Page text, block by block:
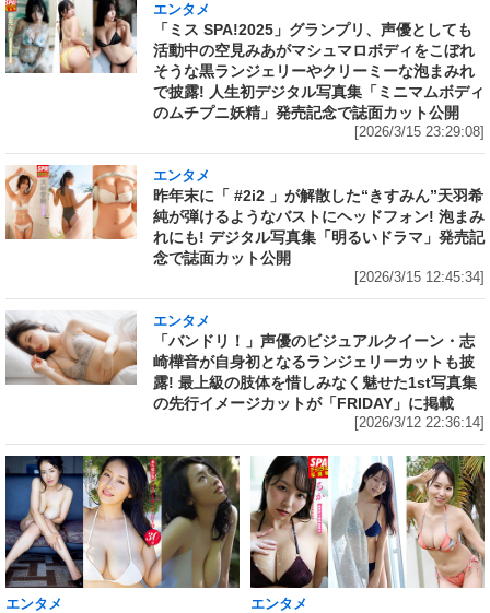
エンタメ
「ミス SPA!2025」グランプリ、声優としても
活動中の空見みあがマシュマロボディをこぼれ
そうな黒ランジェリーやクリーミーな泡まみれ
で披露! 人生初デジタル写真集「ミニマムボディ
のムチプニ妖精」発売記念で誌面カット公開
[2026/3/15 23:29:08]
エンタメ
昨年末に「 #2i2 」が解散した“きすみん”天羽希
純が弾けるようなバストにヘッドフォン! 泡まみ
れにも! デジタル写真集「明るいドラマ」発売記
念で誌面カット公開
[2026/3/15 12:45:34]
エンタメ
「バンドリ！」声優のビジュアルクイーン・志
崎樺音が自身初となるランジェリーカットも披
露! 最上級の肢体を惜しみなく魅せた1st写真集
の先行イメージカットが「FRIDAY」に掲載
[2026/3/12 22:36:14]
エンタメ エンタメ